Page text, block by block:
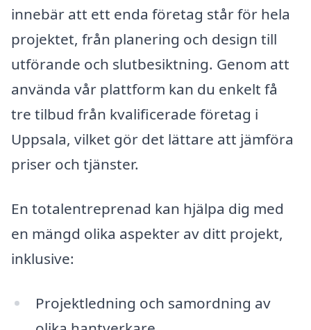
innebär att ett enda företag står för hela
projektet, från planering och design till
utförande och slutbesiktning. Genom att
använda vår plattform kan du enkelt få
tre tilbud från kvalificerade företag i
Uppsala, vilket gör det lättare att jämföra
priser och tjänster.
En totalentreprenad kan hjälpa dig med
en mängd olika aspekter av ditt projekt,
inklusive:
Projektledning och samordning av